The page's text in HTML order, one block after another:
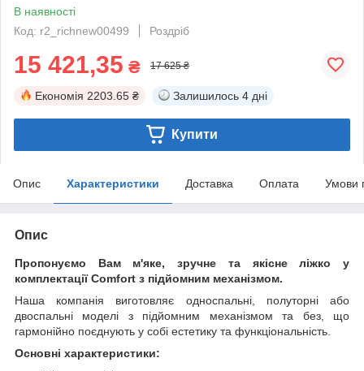
В наявності
Код: r2_richnew00499
Роздріб
15 421,35 ₴ 17 625 ₴
Економія 2203.65 ₴ Залишилось 4 дні
Купити
Опис Характеристики Доставка Оплата Умови
Опис
Пропонуємо Вам м'яке, зручне та якiсне ліжко у
комплектації Comfort з підйомним механізмом.
Наша компанія виготовляє односпальні, полуторні або
двоспальні моделі з підйомним механізмом та без, що
гармонійно поєднують у собі естетику та функціональність.
Основні характеристики: